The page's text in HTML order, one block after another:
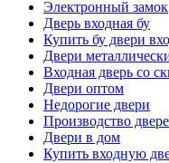
Электронный замок
Дверь входная бу
Купить бу двери
Двери
Входная дверь со
Двери оптом
Недорогие двери
Производство
Двери в дом
Купить входную